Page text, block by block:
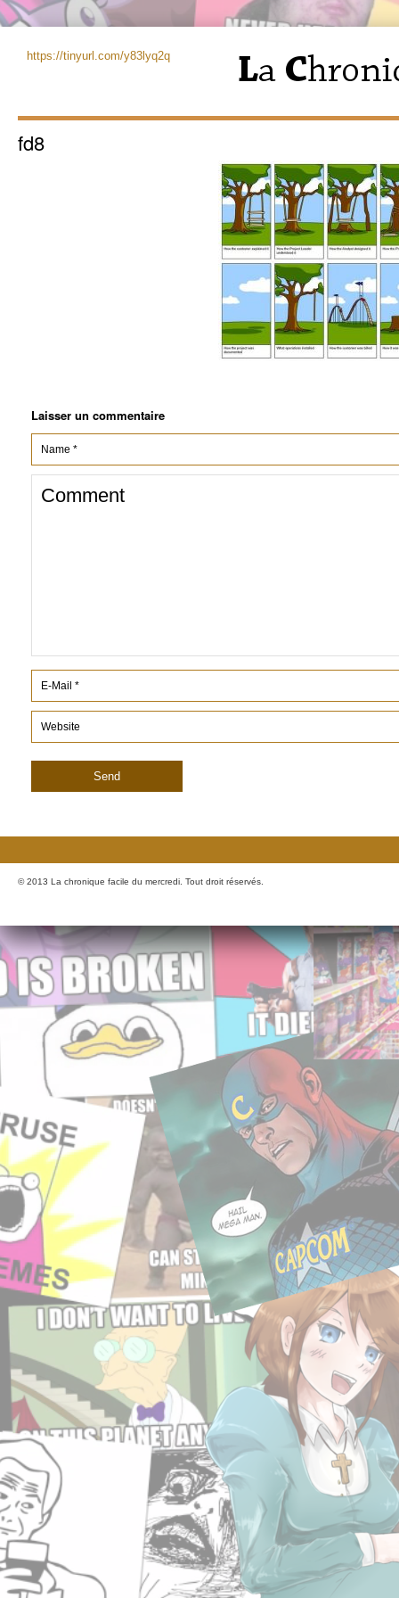
https://tinyurl.com/y83lyq2q
fd8
Laisser un commentaire
© 2013 La chronique facile du mercredi. Tout droit réservés.